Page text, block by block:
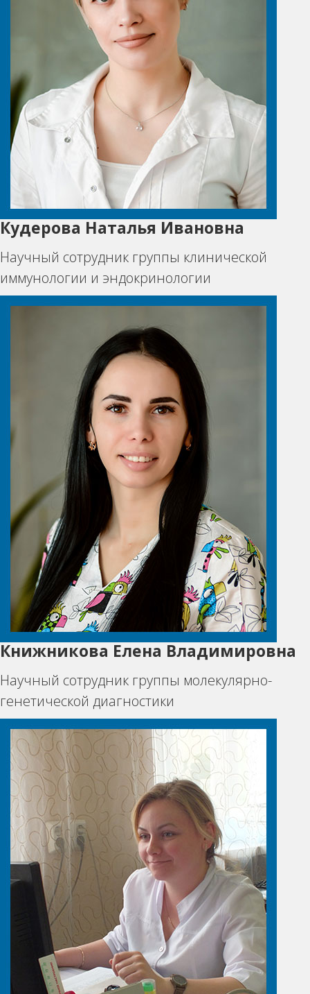
Кудерова Наталья Ивановна
Научный сотрудник группы клинической
иммунологии и эндокринологии
Книжникова Елена Владимировна
Научный сотрудник группы молекулярно-
генетической диагностики